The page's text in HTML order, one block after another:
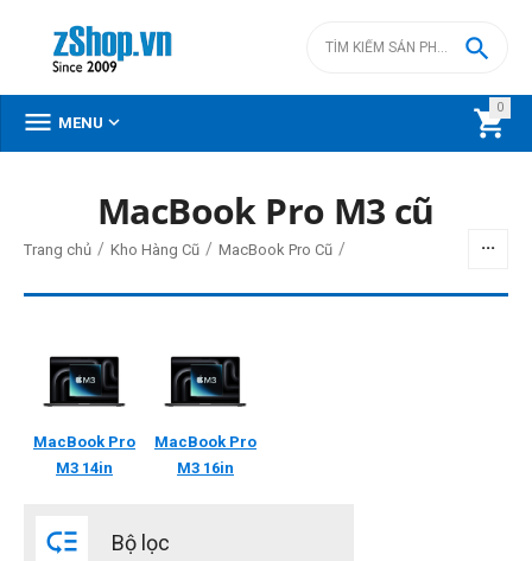
0


 MENU 
Menu
BỘ LỌC
Giá
0đ
MacBook Pro M3 cũ
Trang chủ / Kho Hàng Cũ / MacBook Pro Cũ /
MacBook Pro
M3 14in
MacBook Pro
M3 16in
 Bộ lọc